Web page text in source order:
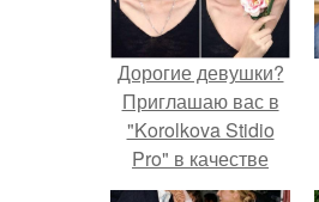
Дорогие девушки?
Приглашаю вас в
"Korolkova Stidio
Pro" в качестве
моделей на